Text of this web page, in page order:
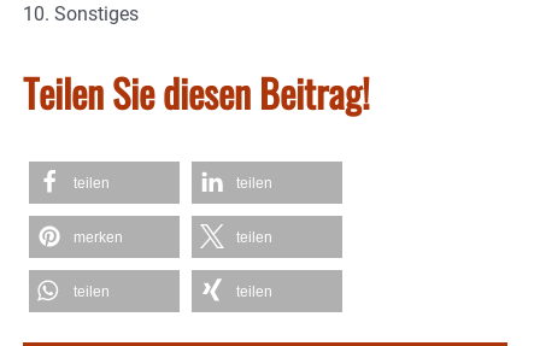
10. Sonstiges
Teilen Sie diesen Beitrag!
teilen teilen
merken teilen
teilen teilen